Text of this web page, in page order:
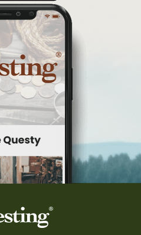
top questy
Maleniecka
questing śląskie
przygoda
najlepsze questy
Szlak Przygody
scieżka questingowa
questujznami